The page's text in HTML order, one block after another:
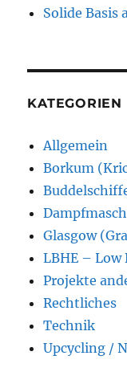
Solide Basis
KATEGORIEN
Allgemein
Borkum
Glasgow
LBHE – Low
Projekte
Rechtliches
Technik
Upcycling /